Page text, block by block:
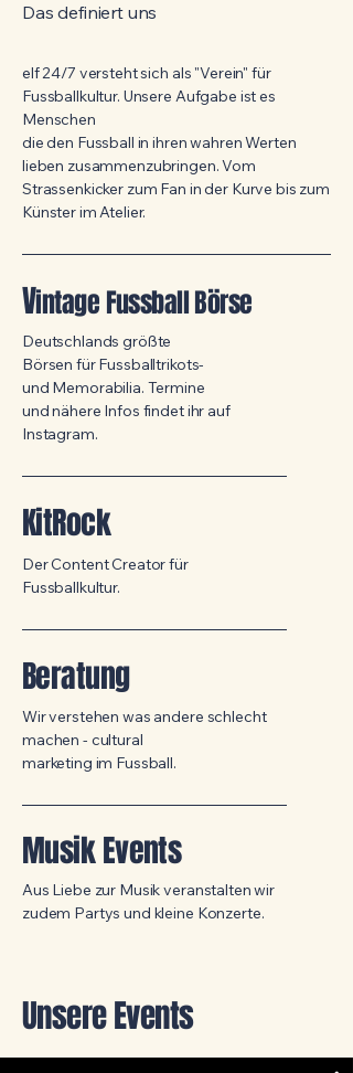
Das definiert uns
elf 24/7 versteht sich als "Verein" für
Fussballkultur. Unsere Aufgabe ist es
Menschen
die den Fussball in ihren wahren Werten
lieben zusammenzubringen. Vom
Strassenkicker zum Fan in der Kurve bis zum
Künster im Atelier.
Vintage Fussball Börse
Deutschlands größte
Börsen für Fussballtrikots-
und Memorabilia. Termine
und nähere Infos findet ihr auf
Instagram.
KitRock
Der Content Creator für
Fussballkultur.
Beratung
Wir verstehen was andere schlecht
machen - cultural
marketing im Fussball.
Musik Events
Aus Liebe zur Musik veranstalten wir
zudem Partys und kleine Konzerte.
Unsere Events